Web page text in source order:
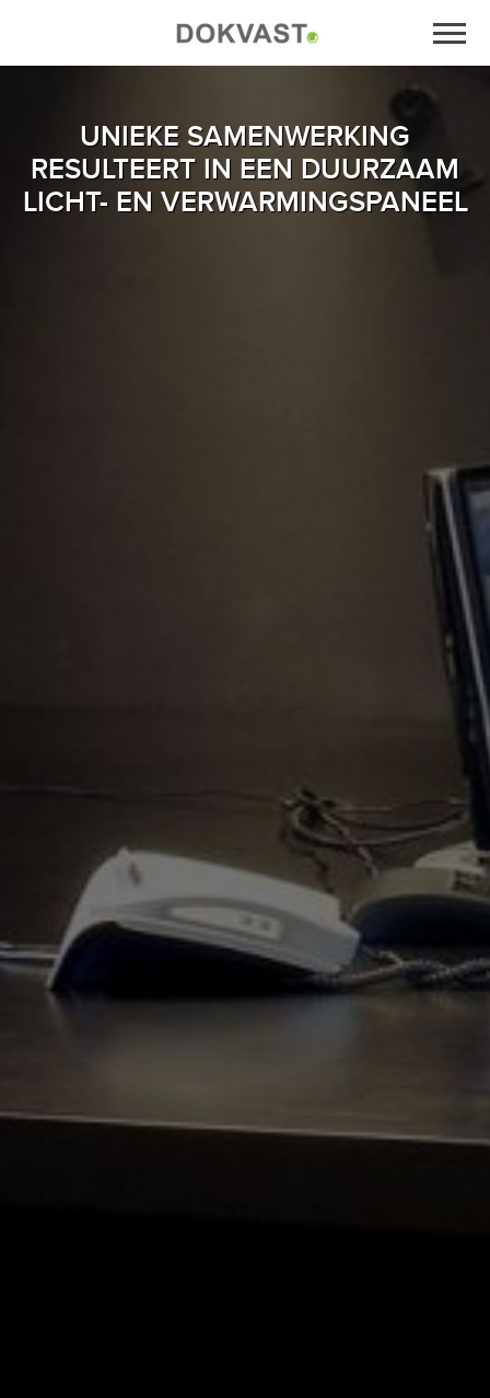
UNIEKE SAMENWERKING
RESULTEERT IN EEN DUURZAAM
LICHT- EN VERWARMINGSPANEEL